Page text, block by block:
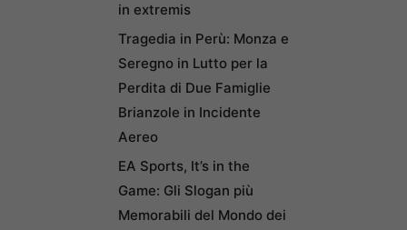
in extremis
Tragedia in Perù: Monza e
Seregno in Lutto per la
Perdita di Due Famiglie
Brianzole in Incidente
Aereo
EA Sports, It’s in the
Game: Gli Slogan più
Memorabili del Mondo dei